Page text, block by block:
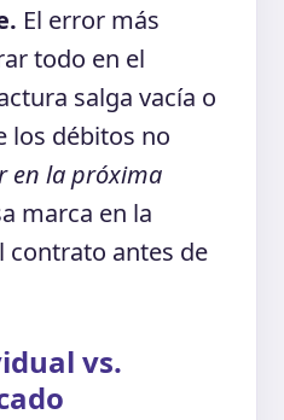
El error más
todo en el
salga vacía o
los débitos no
en la próxima
marca en la
contrato antes de
vs.